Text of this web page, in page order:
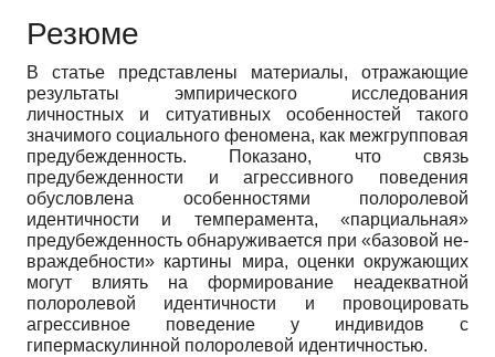
Резюме
В статье представлены материалы, отражающие
результаты эмпирического исследования
личностных и ситуативных особенностей такого
значимого социального феномена, как межгрупповая
предубежденность. Показано, что связь
предубежденности и агрессивного поведения
обусловлена особенностями полоролевой
идентичности и темперамента, «парциальная»
предубежденность обнаруживается при «базовой не-
враждебности» картины мира, оценки окружающих
могут влиять на формирование неадекватной
полоролевой идентичности и провоцировать
агрессивное поведение у индивидов с
гипермаскулинной полоролевой идентичностью.